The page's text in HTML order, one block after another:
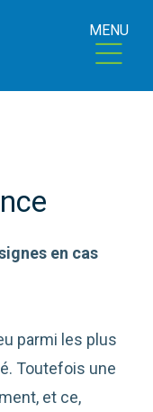
MENU
en cas
parmi les plus
Toutefois une
et ce,